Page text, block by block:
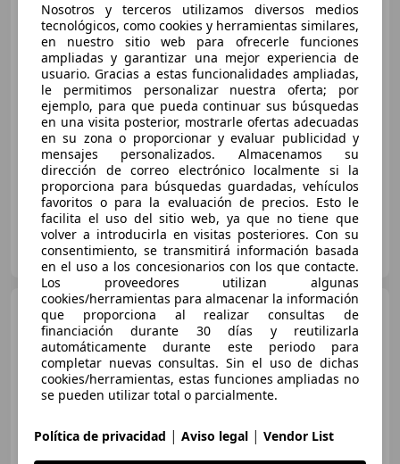
€ 38.990 1
Sincomparación
10/2021 51.648 km
Electro/Gasolina
215 kW (292 CV)
4WD
MOTOR CHAMBERI
ES-28210 Valdemorillo
BMW X3 sDrive 18dA
€ 23.490
Nosotros y terceros utilizamos diversos medios
tecnológicos, como cookies y herramientas similares,
en nuestro sitio web para ofrecerle funciones
ampliadas y garantizar una mejor experiencia de
usuario. Gracias a estas funcionalidades ampliadas,
le permitimos personalizar nuestra oferta; por
ejemplo, para que pueda continuar sus búsquedas
en una visita posterior, mostrarle ofertas adecuadas
en su zona o proporcionar y evaluar publicidad y
mensajes personalizados. Almacenamos su
dirección de correo electrónico localmente si la
proporciona para búsquedas guardadas, vehículos
favoritos o para la evaluación de precios. Esto le
facilita el uso del sitio web, ya que no tiene que
volver a introducirla en visitas posteriores. Con su
consentimiento, se transmitirá información basada
en el uso a los concesionarios con los que contacte.
Los proveedores utilizan algunas
cookies/herramientas para almacenar la información
que proporciona al realizar consultas de
financiación durante 30 días y reutilizarla
automáticamente durante este periodo para
completar nuevas consultas. Sin el uso de dichas
cookies/herramientas, estas funciones ampliadas no
se pueden utilizar total o parcialmente.
Política de privacidad | Aviso legal | Vendor List